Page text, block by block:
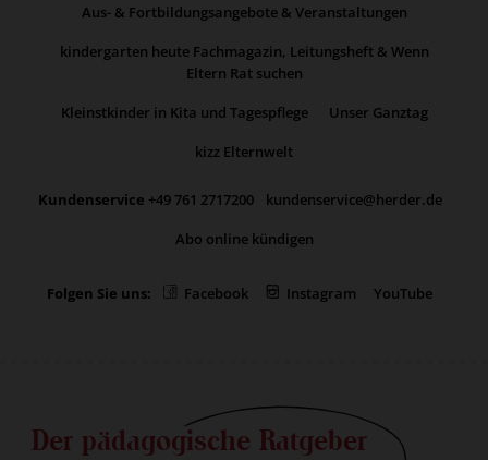
Aus- & Fortbildungsangebote & Veranstaltungen
kindergarten heute Fachmagazin, Leitungsheft & Wenn
Eltern Rat suchen
Kleinstkinder in Kita und Tagespflege
Unser Ganztag
kizz Elternwelt
Kundenservice +49 761 2717200
kundenservice@herder.de
Abo online kündigen
Folgen Sie uns: Facebook Instagram YouTube
Der pädagogische Ratgeber